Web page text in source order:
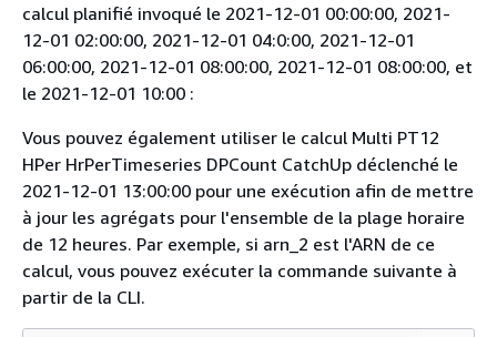
calcul planifié invoqué le 2021-12-01 00:00:00, 2021-
12-01 02:00:00, 2021-12-01 04:0:00, 2021-12-01
06:00:00, 2021-12-01 08:00:00, 2021-12-01 08:00:00, et
le 2021-12-01 10:00 :
Vous pouvez également utiliser le calcul Multi PT12
HPer HrPerTimeseries DPCount CatchUp déclenché le
2021-12-01 13:00:00 pour une exécution afin de mettre
à jour les agrégats pour l'ensemble de la plage horaire
de 12 heures. Par exemple, si arn_2 est l'ARN de ce
calcul, vous pouvez exécuter la commande suivante à
partir de la CLI.